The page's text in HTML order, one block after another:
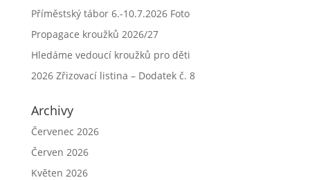
Příměstský tábor 6.-10.7.2026 Foto
Propagace kroužků 2026/27
Hledáme vedoucí kroužků pro děti
2026 Zřizovací listina – Dodatek č. 8
Archivy
Červenec 2026
Červen 2026
Květen 2026